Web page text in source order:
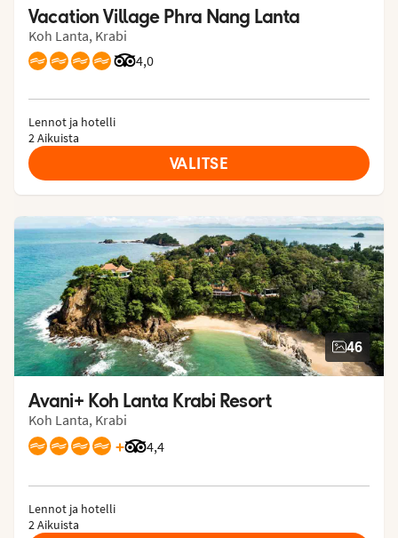
Vacation Village Phra Nang Lanta
Koh Lanta, Krabi
4,0
Arvostelut Tripadvisorista: 4 of 5
Lennot ja hotelli
2 Aikuista
VALITSE
46
Avani+ Koh Lanta Krabi Resort
Koh Lanta, Krabi
+ 4,4
Arvostelut Tripadvisorista: 4.4 of 5
Lennot ja hotelli
2 Aikuista